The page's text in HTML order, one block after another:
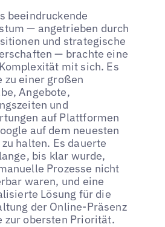
beeindruckende
— angetrieben durch
und strategische
— brachte eine
mit sich. Es
zu einer großen
Angebote,
und
auf Plattformen
auf dem neuesten
zu halten. Es dauerte
bis klar wurde,
Prozesse nicht
waren, und eine
Lösung für die
der Online-Präsenz
zur obersten Priorität.